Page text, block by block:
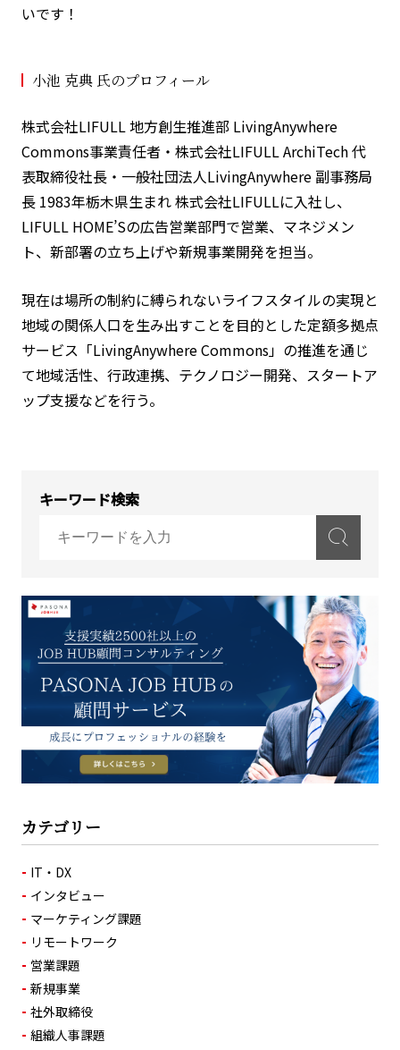
いです！
小池 克典 氏のプロフィール
株式会社LIFULL 地方創生推進部 LivingAnywhere
Commons事業責任者・株式会社LIFULL ArchiTech 代
表取締役社長・一般社団法人LivingAnywhere 副事務局
長 1983年栃木県生まれ 株式会社LIFULLに入社し、
LIFULL HOME’Sの広告営業部門で営業、マネジメン
ト、新部署の立ち上げや新規事業開発を担当。
現在は場所の制約に縛られないライフスタイルの実現と
地域の関係人口を生み出すことを目的とした定額多拠点
サービス「LivingAnywhere Commons」の推進を通じ
て地域活性、行政連携、テクノロジー開発、スタートア
ップ支援などを行う。
キーワード検索
カテゴリー
IT・DX
インタビュー
マーケティング課題
リモートワーク
営業課題
新規事業
社外取締役
組織人事課題